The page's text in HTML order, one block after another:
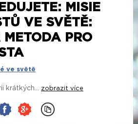
MISIE
VE SVĚTĚ:
METODA PRO
ve světě
krátkých... zobrazit více